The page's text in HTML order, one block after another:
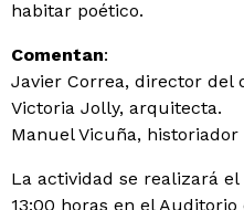
habitar poético.
Comentan:
Javier Correa, director del
Victoria Jolly, arquitecta.
Manuel Vicuña, historiador
La actividad se realizará
13:00 horas en el